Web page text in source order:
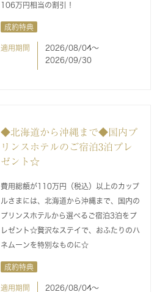
106万円相当の割引！
成約特典
適用期間
2026/08/04〜
2026/09/30
◆北海道から沖縄まで◆国内プ
リンスホテルのご宿泊3泊プレ
ゼント☆
費用総額が110万円（税込）以上のカップ
ルさまには、北海道から沖縄まで、国内の
プリンスホテルから選べるご宿泊3泊をプ
レゼント☆贅沢なステイで、おふたりのハ
ネムーンを特別なものに☆
成約特典
適用期間
2026/08/04〜